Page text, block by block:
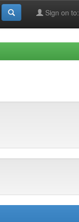
Sign on to: